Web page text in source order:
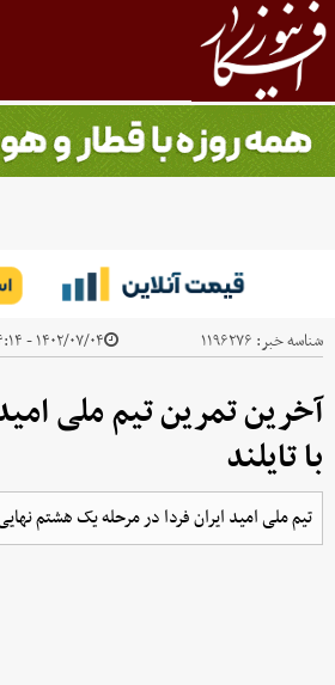
شناسه خبر: ۱۱۹۶۲۷۶ ۱۴۰۲/۰۷/۰۴ - ۱۴:۱۴
آخرین تمرین تیم ملی
با تایلند
تیم ملی امید ایران فردا در مرحله یک هشتم